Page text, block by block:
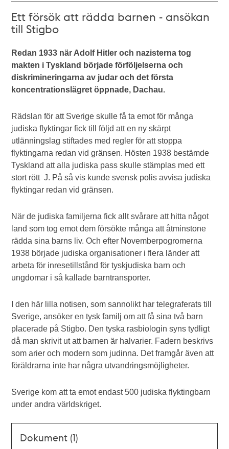
Ett försök att rädda barnen - ansökan
till Stigbo
Redan 1933 när Adolf Hitler och nazisterna tog
makten i Tyskland började förföljelserna och
diskrimineringarna av judar och det första
koncentrationslägret öppnade, Dachau.
Rädslan för att Sverige skulle få ta emot för många
judiska flyktingar fick till följd att en ny skärpt
utlänningslag stiftades med regler för att stoppa
flyktingarna redan vid gränsen. Hösten 1938 bestämde
Tyskland att alla judiska pass skulle stämplas med ett
stort rött J. På så vis kunde svensk polis avvisa judiska
flyktingar redan vid gränsen.
När de judiska familjerna fick allt svårare att hitta något
land som tog emot dem försökte många att åtminstone
rädda sina barns liv. Och efter Novemberpogromerna
1938 började judiska organisationer i flera länder att
arbeta för inresetillstånd för tyskjudiska barn och
ungdomar i så kallade barntransporter.
I den här lilla notisen, som sannolikt har telegraferats till
Sverige, ansöker en tysk familj om att få sina två barn
placerade på Stigbo. Den tyska rasbiologin syns tydligt
då man skrivit ut att barnen är halvarier. Fadern beskrivs
som arier och modern som judinna. Det framgår även att
föräldrarna inte har några utvandringsmöjligheter.
Sverige kom att ta emot endast 500 judiska flyktingbarn
under andra världskriget.
Dokument (1)